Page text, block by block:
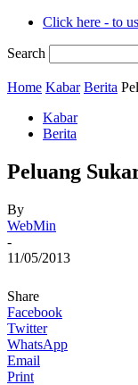
Click here - to
Search
Home Kabar Berita
Kabar
Berita
Peluang
By
WebMin
-
11/05/2013
Share
Facebook
Twitter
WhatsApp
Email
Print